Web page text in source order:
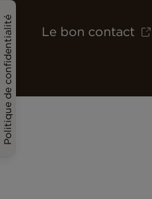
Politique de confidentialité Le bon contact